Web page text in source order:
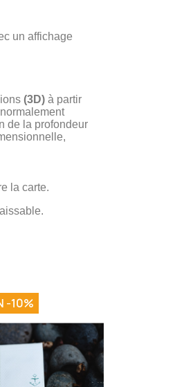
un affichage
(3D) à partir
de la profondeur
la carte.
-10%